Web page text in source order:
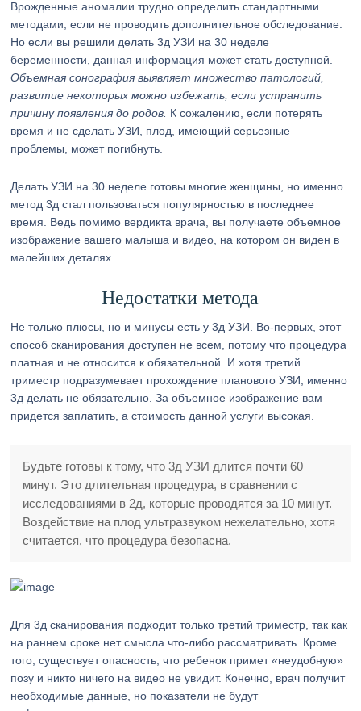
Врожденные аномалии трудно определить стандартными
методами, если не проводить дополнительное обследование.
Но если вы решили делать 3д УЗИ на 30 неделе
беременности, данная информация может стать доступной.
Объемная сонография выявляет множество патологий,
развитие некоторых можно избежать, если устранить
причину появления до родов. К сожалению, если потерять
время и не сделать УЗИ, плод, имеющий серьезные
проблемы, может погибнуть.
Делать УЗИ на 30 неделе готовы многие женщины, но именно
метод 3д стал пользоваться популярностью в последнее
время. Ведь помимо вердикта врача, вы получаете объемное
изображение вашего малыша и видео, на котором он виден в
малейших деталях.
Недостатки метода
Не только плюсы, но и минусы есть у 3д УЗИ. Во-первых, этот
способ сканирования доступен не всем, потому что процедура
платная и не относится к обязательной. И хотя третий
триместр подразумевает прохождение планового УЗИ, именно
3д делать не обязательно. За объемное изображение вам
придется заплатить, а стоимость данной услуги высокая.
Будьте готовы к тому, что 3д УЗИ длится почти 60
минут. Это длительная процедура, в сравнении с
исследованиями в 2д, которые проводятся за 10 минут.
Воздействие на плод ультразвуком нежелательно, хотя
считается, что процедура безопасна.
Для 3д сканирования подходит только третий триместр, так как
на раннем сроке нет смысла что-либо рассматривать. Кроме
того, существует опасность, что ребенок примет «неудобную»
позу и никто ничего на видео не увидит. Конечно, врач получит
необходимые данные, но показатели не будут